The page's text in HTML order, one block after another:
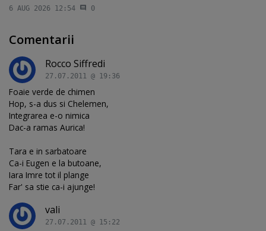
6 AUG 2026 12:54 0
Comentarii
Rocco Siffredi
27.07.2011 @ 19:36
Foaie verde de chimen
Hop, s-a dus si Chelemen,
Integrarea e-o nimica
Dac-a ramas Aurica!
Tara e in sarbatoare
Ca-i Eugen e la butoane,
Iara Imre tot il plange
Far' sa stie ca-i ajunge!
vali
27.07.2011 @ 15:22